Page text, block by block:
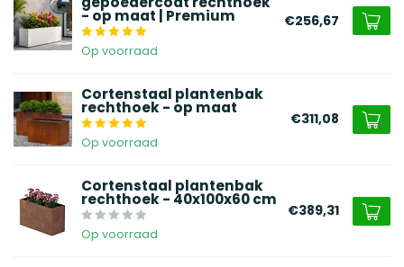
- op maat | Premium
Op voorraad
€256,67
Cortenstaal plantenbak
rechthoek - op maat
Op voorraad
€311,08
Cortenstaal plantenbak
rechthoek - 40x100x60 cm
Op voorraad
€389,31